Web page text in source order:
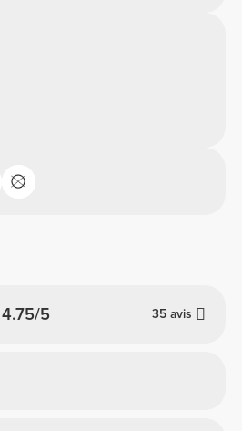
4.75/5 35 avis